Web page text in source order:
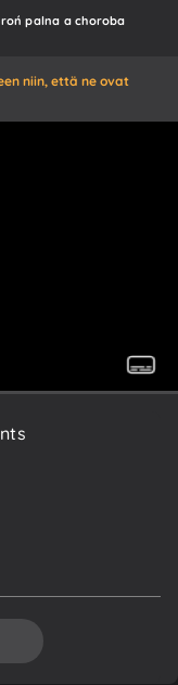
palna a choroba
niin, että ne ovat